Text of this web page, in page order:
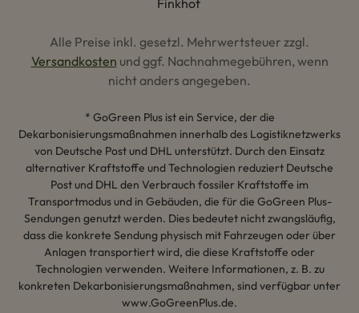
Alle Preise inkl. gesetzl. Mehrwertsteuer zzgl.
Versandkosten und ggf. Nachnahmegebühren, wenn
nicht anders angegeben.
* GoGreen Plus ist ein Service, der die
Dekarbonisierungsmaßnahmen innerhalb des Logistiknetzwerks
von Deutsche Post und DHL unterstützt. Durch den Einsatz
alternativer Kraftstoffe und Technologien reduziert Deutsche
Post und DHL den Verbrauch fossiler Kraftstoffe im
Transportmodus und in Gebäuden, die für die GoGreen Plus-
Sendungen genutzt werden. Dies bedeutet nicht zwangsläufig,
dass die konkrete Sendung physisch mit Fahrzeugen oder über
Anlagen transportiert wird, die diese Kraftstoffe oder
Technologien verwenden. Weitere Informationen, z. B. zu
konkreten Dekarbonisierungsmaßnahmen, sind verfügbar unter
www.GoGreenPlus.de.